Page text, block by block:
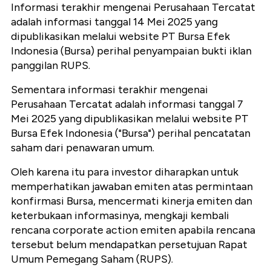
Informasi terakhir mengenai Perusahaan Tercatat
adalah informasi tanggal 14 Mei 2025 yang
dipublikasikan melalui website PT Bursa Efek
Indonesia (Bursa) perihal penyampaian bukti iklan
panggilan RUPS.
Sementara informasi terakhir mengenai
Perusahaan Tercatat adalah informasi tanggal 7
Mei 2025 yang dipublikasikan melalui website PT
Bursa Efek Indonesia ("Bursa") perihal pencatatan
saham dari penawaran umum.
Oleh karena itu para investor diharapkan untuk
memperhatikan jawaban emiten atas permintaan
konfirmasi Bursa, mencermati kinerja emiten dan
keterbukaan informasinya, mengkaji kembali
rencana corporate action emiten apabila rencana
tersebut belum mendapatkan persetujuan Rapat
Umum Pemegang Saham (RUPS).